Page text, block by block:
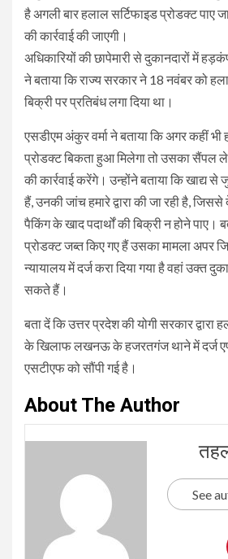
है अगली बार हलाल सर्टिफाइड प्रोडक्ट पाए
की कार्रवाई की जाएगी।
अधिकारियों की छापेमारी से दुकानदारों में
ने बताया कि राज्य सरकार ने 18 नवंबर को
बिक्री पर प्रतिबंध लगा दिया था।
एसडीएम अंकुर वर्मा ने बताया कि अगर कहीं भी
प्रोडक्ट बिकता हुआ मिलेगा तो उसका सैंपल
की कार्रवाई करेंगे। उन्होंने बताया कि खाद्य
हैं, उनकी जांच हमारे द्वारा की जा रही है,
पैकिंग के खाद पदार्थों की बिक्री न होने पाए।
प्रोडक्ट जब्त किए गए हैं उसका मामला अपर
न्यायालय में दर्ज करा दिया गया है वहां उक्त
सकते हैं।
बता दें कि उत्तर प्रदेश की योगी सरकार द्वारा
के खिलाफ लखनऊ के हजरतगंज थाने में दर्ज
एसटीएफ को सौंपी गई है।
About The Author
See